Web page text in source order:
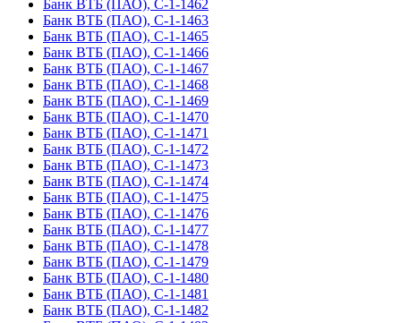
Банк ВТБ (ПАО), С-1-1462
Банк ВТБ (ПАО), С-1-1463
Банк ВТБ (ПАО), С-1-1465
Банк ВТБ (ПАО), С-1-1466
Банк ВТБ (ПАО), С-1-1467
Банк ВТБ (ПАО), С-1-1468
Банк ВТБ (ПАО), С-1-1469
Банк ВТБ (ПАО), С-1-1470
Банк ВТБ (ПАО), С-1-1471
Банк ВТБ (ПАО), С-1-1472
Банк ВТБ (ПАО), С-1-1473
Банк ВТБ (ПАО), С-1-1474
Банк ВТБ (ПАО), С-1-1475
Банк ВТБ (ПАО), С-1-1476
Банк ВТБ (ПАО), С-1-1477
Банк ВТБ (ПАО), С-1-1478
Банк ВТБ (ПАО), С-1-1479
Банк ВТБ (ПАО), С-1-1480
Банк ВТБ (ПАО), С-1-1481
Банк ВТБ (ПАО), С-1-1482